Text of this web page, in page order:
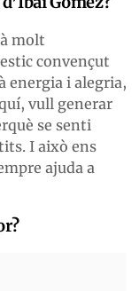
molt
convençut
energia i alegria,
vull generar
se senti
I això ens
ajuda a